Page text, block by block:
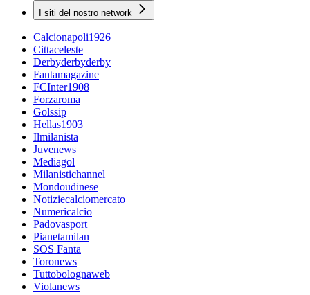
I siti del nostro network
Calcionapoli1926
Cittaceleste
Derbyderbyderby
Fantamagazine
FCInter1908
Forzaroma
Golssip
Hellas1903
Ilmilanista
Juvenews
Mediagol
Milanistichannel
Mondoudinese
Notiziecalciomercato
Numericalcio
Padovasport
Pianetamilan
SOS Fanta
Toronews
Tuttobolognaweb
Violanews